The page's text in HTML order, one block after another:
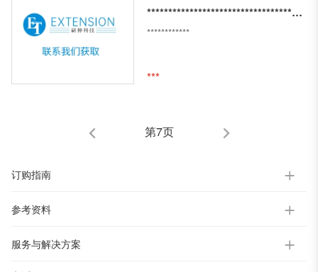
***********************************************************************************************
************
***
第7页
订购指南
参考资料
服务与解决方案